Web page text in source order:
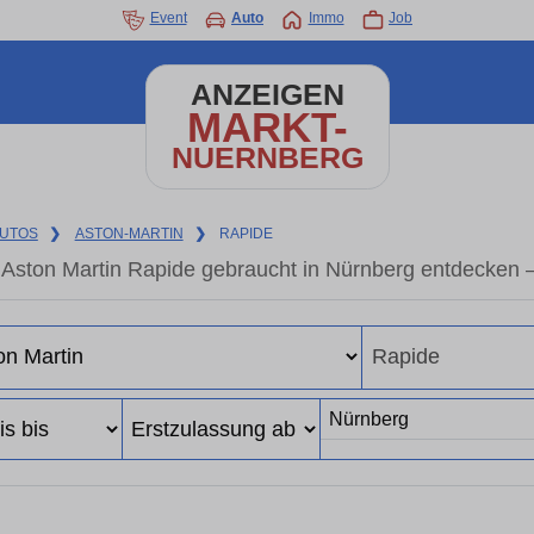
Event Auto Immo Job
ANZEIGEN
MARKT-
NUERNBERG
❯ ASTON-MARTIN ❯ RAPIDE
Aston Martin Rapide gebraucht in Nürnberg entdecken